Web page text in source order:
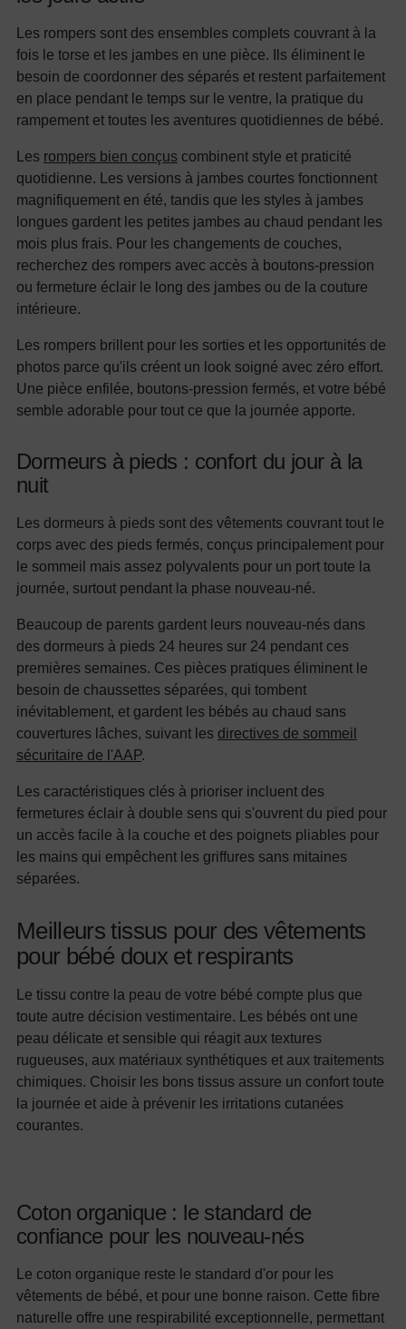
Les rompers sont des ensembles complets couvrant à la
fois le torse et les jambes en une pièce. Ils éliminent le
besoin de coordonner des séparés et restent parfaitement
en place pendant le temps sur le ventre, la pratique du
rampement et toutes les aventures quotidiennes de bébé.
Les rompers bien conçus combinent style et praticité
quotidienne. Les versions à jambes courtes fonctionnent
magnifiquement en été, tandis que les styles à jambes
longues gardent les petites jambes au chaud pendant les
mois plus frais. Pour les changements de couches,
recherchez des rompers avec accès à boutons-pression
ou fermeture éclair le long des jambes ou de la couture
intérieure.
Les rompers brillent pour les sorties et les opportunités de
photos parce qu'ils créent un look soigné avec zéro effort.
Une pièce enfilée, boutons-pression fermés, et votre bébé
semble adorable pour tout ce que la journée apporte.
Dormeurs à pieds : confort du jour à la
nuit
Les dormeurs à pieds sont des vêtements couvrant tout le
corps avec des pieds fermés, conçus principalement pour
le sommeil mais assez polyvalents pour un port toute la
journée, surtout pendant la phase nouveau-né.
Beaucoup de parents gardent leurs nouveau-nés dans
des dormeurs à pieds 24 heures sur 24 pendant ces
premières semaines. Ces pièces pratiques éliminent le
besoin de chaussettes séparées, qui tombent
inévitablement, et gardent les bébés au chaud sans
couvertures lâches, suivant les directives de sommeil
sécuritaire de l'AAP.
Les caractéristiques clés à prioriser incluent des
fermetures éclair à double sens qui s'ouvrent du pied pour
un accès facile à la couche et des poignets pliables pour
les mains qui empêchent les griffures sans mitaines
séparées.
Meilleurs tissus pour des vêtements
pour bébé doux et respirants
Le tissu contre la peau de votre bébé compte plus que
toute autre décision vestimentaire. Les bébés ont une
peau délicate et sensible qui réagit aux textures
rugueuses, aux matériaux synthétiques et aux traitements
chimiques. Choisir les bons tissus assure un confort toute
la journée et aide à prévenir les irritations cutanées
courantes.
Coton organique : le standard de
confiance pour les nouveau-nés
Le coton organique reste le standard d'or pour les
vêtements de bébé, et pour une bonne raison. Cette fibre
naturelle offre une respirabilité exceptionnelle, permettant